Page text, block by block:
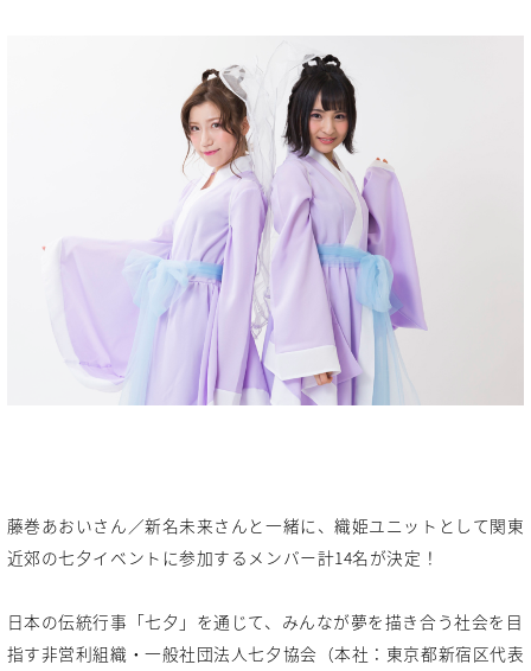
藤巻あおいさん／新名未来さんと一緒に、織姫ユニットとして関東
近郊の七夕イベントに参加するメンバー計14名が決定！
日本の伝統行事「七夕」を通じて、みんなが夢を描き合う社会を目
指す非営利組織・一般社団法人七夕協会（本社：東京都新宿区代表